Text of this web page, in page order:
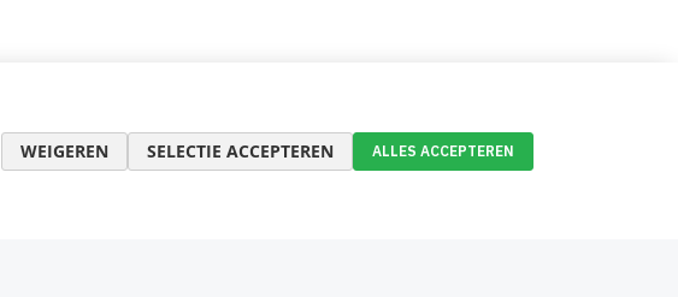
WEIGEREN SELECTIE ACCEPTEREN ALLES ACCEPTEREN